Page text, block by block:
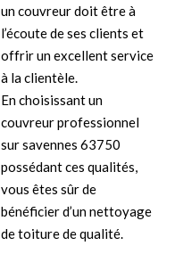
un couvreur doit être à
l’écoute de ses clients et
offrir un excellent service
à la clientèle.
En choisissant un
couvreur professionnel
sur savennes 63750
possédant ces qualités,
vous êtes sûr de
bénéficier d’un nettoyage
de toiture de qualité.